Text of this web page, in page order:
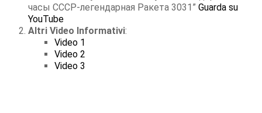
часы СССР-легендарная Ракета 3031”Guarda su
YouTube
Altri Video Informativi:
Video 1
Video 2
Video 3